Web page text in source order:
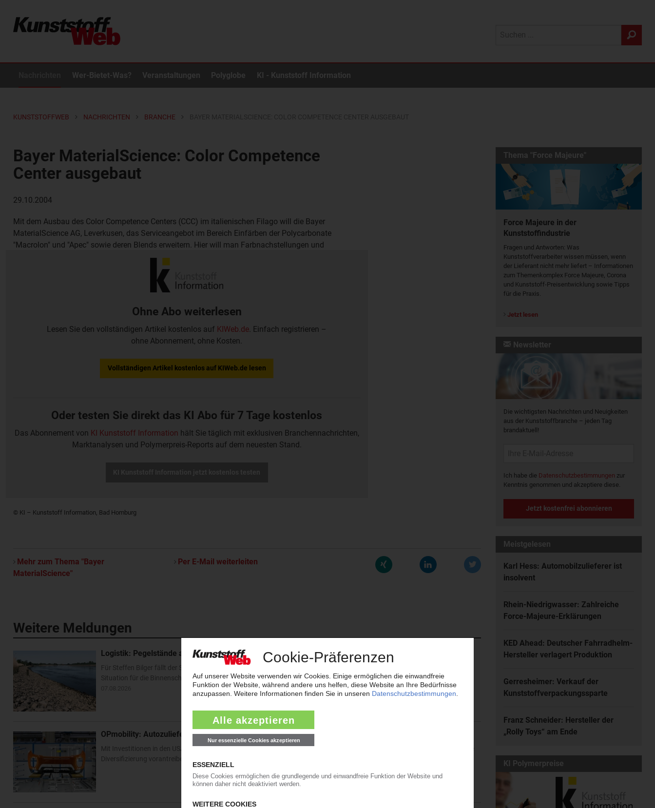
Wer-Bietet-Was? Veranstaltungen Polyglobe KI - Kunststoff Information
KUNSTSTOFFWEB NACHRICHTEN BRANCHE
Bayer MaterialScience: Color Competence
Center ausgebaut
29.10.2004
Mit dem Ausbau des Color Competence Centers (CCC) im italienischen Filago will die Bayer
MaterialScience AG, Leverkusen, das Serviceangebot im Bereich Einfärben der Polycarbonate
"Macrolon" und "Apec" sowie deren Blends erweitern. Hier will man Farbnachstellungen und
eingefärbte Granulatmuster in kleinen Mengen zur Verfügung, aktiv neue Einfärbungen und Effekte
entwickeln, Kunden beraten und Schulungen anbieten.
Ohne Abo weiterlesen
Lesen Sie den vollständigen Artikel kostenlos auf KIWeb.de. Einfach registrieren –
ohne Abonnement, ohne Kosten.
Vollständigen Artikel kostenlos auf KIWeb.de lesen
Oder testen Sie direkt das KI Abo für 7 Tage kostenlos
Das Abonnement von KI Kunststoff Information hält Sie täglich mit exklusiven Branchennachrichten,
Marktanalysen und Polymerpreis-Reports auf dem neuesten Stand.
© KI – Kunststoff Information, Bad Homburg
Mehr zum Thema "Bayer
MaterialScience"
Per E-Mail weiterleiten
Weitere Meldungen
Logistik: Pegelstände am Rhein erreichen neues Rekordtief
Für Steffen Bilger fällt der Sommerurlaub derzeit so flach wie das Niedrigwasser im Rhein. Angesichts der dramatischen
Situation für die Binnenschifffahrt hat der frisch gekürte Bundesverkehrsminister zur Konferenz nach Bonn geladen. Dort...
OPmobility: Autozulieferer verstärkt Präsenz in den USA und Asien
Mit Investitionen in den USA und Asien will der Automobilzulieferer OPmobility – die frühere Plastic Omnium – seine regionale
Diversifizierung vorantreiben. Im US-Bundesstaat Ohio errichtet der familiengeführte Automobilzulieferer ein...
Thema "Force Majeure"
Force Majeure in der
Kunststoffindustrie
Fragen und Antworten: Was
Kunst­stoff­verarbeiter wissen müssen, wenn
der Lieferant nicht mehr liefert – Informationen
zum Themenkomplex Force Majeure, Corona
und Kunststoff-Preisentwicklung sowie Tipps
für die Praxis.
Jetzt lesen
Newsletter
Die wichtigsten Nachrichten und Neuigkeiten
aus der Kunststoffbranche – jeden Tag
brandaktuell!
Ich habe die Datenschutzbestimmungen zur
Kenntnis genommen und akzeptiere diese.
Jetzt kostenfrei abonnieren
Meistgelesen
Karl Hess: Automobilzulieferer ist
insolvent
Rhein-Niedrigwasser: Zahlreiche
Force-Majeure-Erklärungen
KED Ahead: Deutscher Fahrradhelm-
Hersteller verlagert Produktion
Gerresheimer: Verkauf der
Kunststoffverpackungssparte
Franz Schneider: Hersteller der
„Rolly Toys“ am Ende
KI Polymerpreise